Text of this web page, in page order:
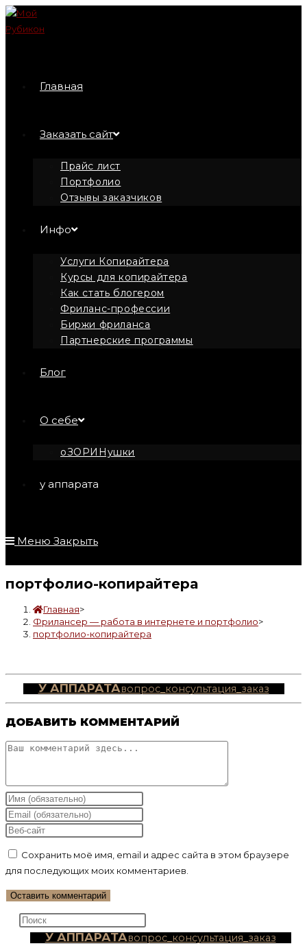
Перейти
к
Главная
Заказать сайт
Прайс лист
Портфолио
Отзывы заказчиков
Инфо
Услуги Копирайтера
Курсы для копирайтера
Как стать блогером
Фриланс-профессии
Биржи фриланса
Партнерские программы
Блог
О себе
оЗОРИНушки
у аппарата
Меню Закрыть
портфолио-копирайтера
Главная>
Фрилансер — работа в интернете и портфолио>
портфолио-копирайтера
У АППАРАТАвопрос_консультация_заказ
ДОБАВИТЬ КОММЕНТАРИЙ
Комментарий
Введите
свое
имя
имя
пользователя,
чтобы
Введите
свой
адрес,
чтобы
прокомментировать
Введите
вашего
веб-
сайта
Сохранить моё имя, email и адрес сайта в этом браузере
для последующих моих комментариев.
клавишу
У АППАРАТАвопрос_консультация_заказ